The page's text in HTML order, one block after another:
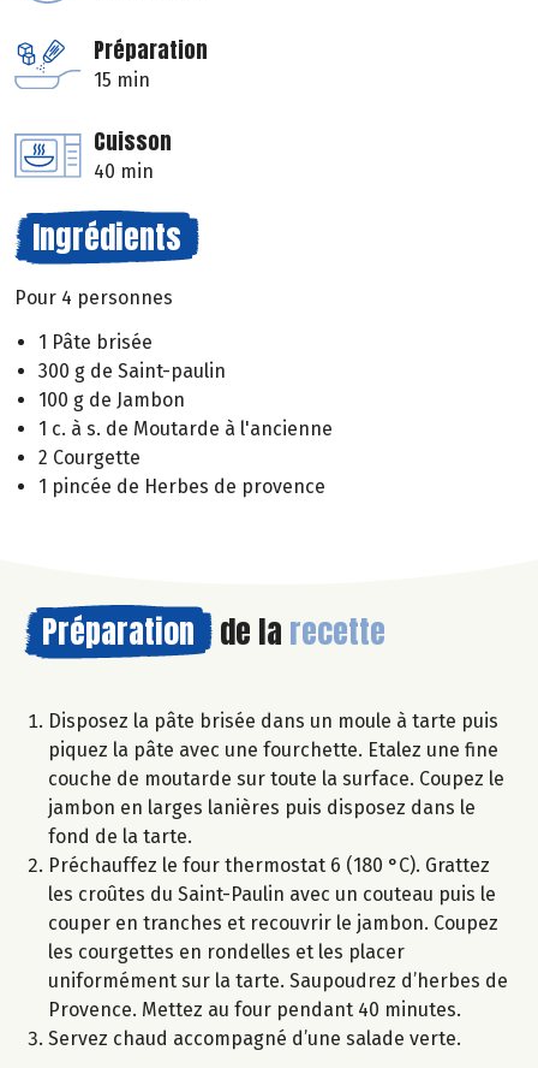
Préparation
15 min
Cuisson
40 min
Ingrédients
Pour 4 personnes
1 Pâte brisée
300 g de Saint-paulin
100 g de Jambon
1 c. à s. de Moutarde à l'ancienne
2 Courgette
1 pincée de Herbes de provence
Préparation de la recette
Disposez la pâte brisée dans un moule à tarte puis
piquez la pâte avec une fourchette. Etalez une fine
couche de moutarde sur toute la surface. Coupez le
jambon en larges lanières puis disposez dans le
fond de la tarte.
Préchauffez le four thermostat 6 (180 °C). Grattez
les croûtes du Saint-Paulin avec un couteau puis le
couper en tranches et recouvrir le jambon. Coupez
les courgettes en rondelles et les placer
uniformément sur la tarte. Saupoudrez d’herbes de
Provence. Mettez au four pendant 40 minutes.
Servez chaud accompagné d’une salade verte.